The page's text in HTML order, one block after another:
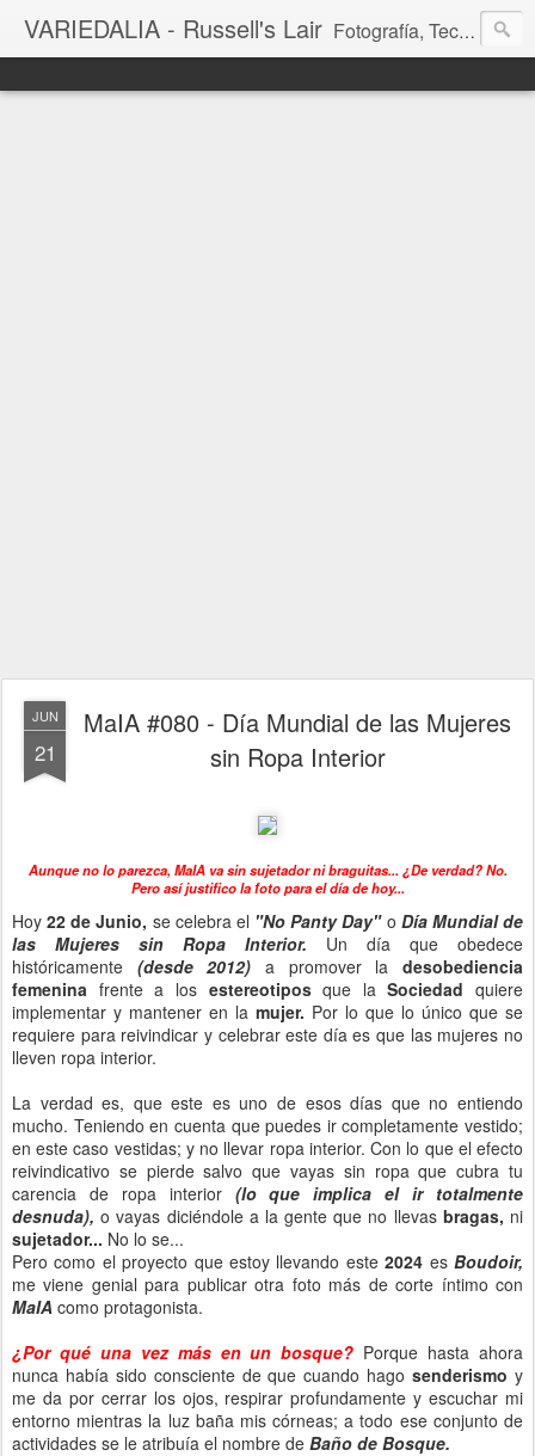
VARIEDALIA - Russell's Lair Fotografía, Tecnología, Cine y Videojuegos en un Blog Multitemática. El rinconcito del creador de FotoMuseo 3D y Left 4 SGC.
JUN
21
MaIA #080 - Día Mundial de las Mujeres
sin Ropa Interior
Aunque no lo parezca, MaIA va sin sujetador ni braguitas... ¿De verdad? No.
Pero así justifico la foto para el día de hoy...
Hoy22 de Junio, se celebra el "No Panty Day"o Día Mundial de
las Mujeres sin Ropa Interior. Un día que obedece
históricamente (desde 2012) a promover ladesobediencia
femenina frente a los estereotiposque laSociedad quiere
implementar y mantener en la mujer. Por lo que lo único que se
requiere para reivindicar y celebrar este día es que las mujeres no
lleven ropa interior.
La verdad es, que este es uno de esos días que no entiendo
mucho. Teniendo en cuenta que puedes ir completamente vestido;
en este caso vestidas; y no llevar ropa interior. Con lo que el efecto
reivindicativo se pierde salvo que vayas sin ropa que cubra tu
carencia de ropa interior (lo que implica el ir totalmente
desnuda), o vayas diciéndole a la gente que no llevas bragas, ni
sujetador... No lo se...
Pero como el proyecto que estoy llevando este2024 esBoudoir,
me viene genial para publicar otra foto más de corte íntimo con
MaIA como protagonista.
¿Por qué una vez más en un bosque? Porque hasta ahora
nunca había sido consciente de que cuando hagosenderismoy
me da por cerrar los ojos, respirar profundamente y escuchar mi
entorno mientras la luz baña mis córneas; a todo ese conjunto de
actividades se le atribuía el nombre de Baño de Bosque.